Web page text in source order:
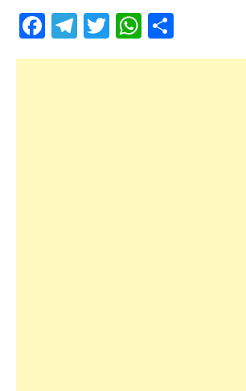
Facebook
Telegram
TwitterWhatsApp